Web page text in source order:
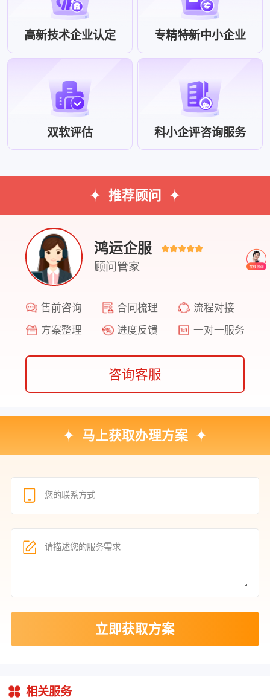
高新技术企业认定 专精特新中小企业
双软评估 科小企评咨询服务
推荐顾问
鸿运企服
顾问管家
售前咨询 合同梳理
流程对接
方案整理
进度反馈 一对一服务
咨询客服
马上获取办理方案
立即获取方案
相关服务